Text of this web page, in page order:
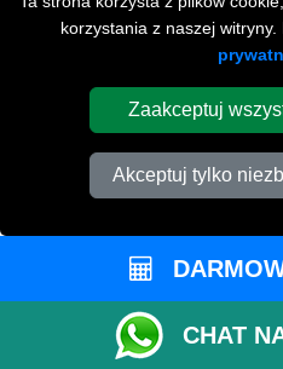
korzystania z naszej witryny.
Zaakceptuj
Akceptuj tylko
Czy na waszej
się internetowy
Czy płacę więcej za
ZOBACZ
WYSZUKAJ WCHAT